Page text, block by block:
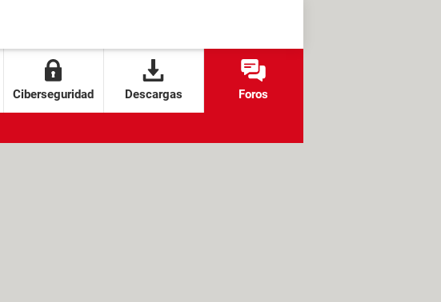
Ciberseguridad Descargas Foros